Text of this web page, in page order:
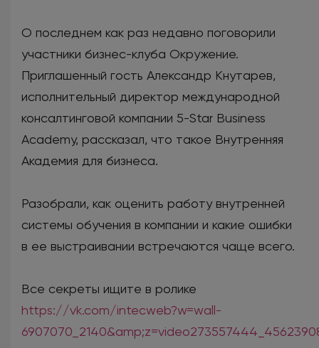
О последнем как раз недавно поговорили
участники бизнес-клуба Окружение.
Приглашенный гость Александр Кнутарев,
исполнительный директор международной
консалтинговой компании 5-Star Business
Academy, рассказал, что такое Внутренняя
Академия для бизнеса.
Разобрали, как оценить работу внутренней
системы обучения в компании и какие ошибки
в ее выстраивании встречаются чаще всего.
Все секреты ищите в ролике
https://vk.com/intecweb?w=wall-